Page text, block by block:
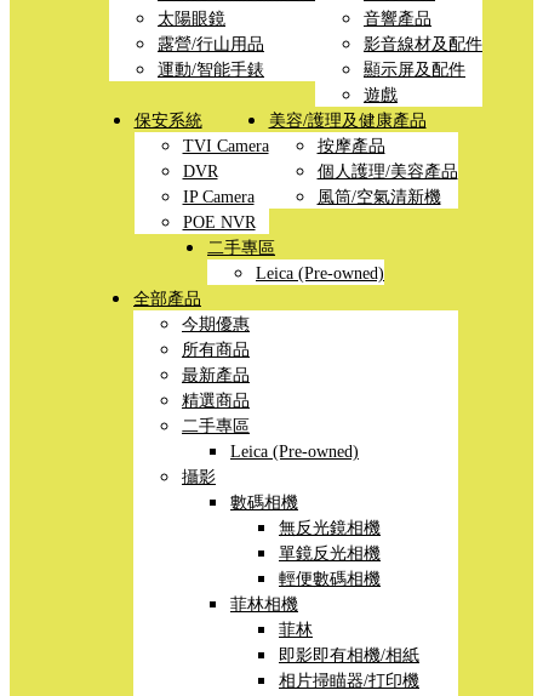
太陽眼鏡
露營/行山用品
運動/智能手錶
音響產品
影音線材及配件
顯示屏及配件
遊戲
保安系統
TVI Camera
DVR
IP Camera
POE NVR
美容/護理及健康產品
按摩產品
個人護理/美容產品
風筒/空氣清新機
二手專區
Leica (Pre-owned)
全部產品
今期優惠
所有商品
最新產品
精選商品
二手專區
Leica (Pre-owned)
攝影
數碼相機
無反光鏡相機
單鏡反光相機
輕便數碼相機
菲林相機
菲林
即影即有相機/相紙
相片掃瞄器/打印機